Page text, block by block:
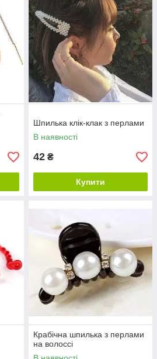
Шпилька клік-клак з перлами
В наявності
42 ₴
Купити
Крабічна шпилька з перлами
на волоссі